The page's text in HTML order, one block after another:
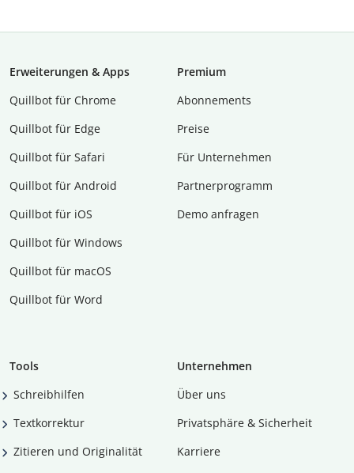
Erweiterungen & Apps
Quillbot für Chrome
Quillbot für Edge
Quillbot für Safari
Quillbot für Android
Quillbot für iOS
Quillbot für Windows
Quillbot für macOS
Quillbot für Word
Premium
Abon­ne­ments
Preise
Für Unternehmen
Partnerprogramm
Demo anfragen
Tools
Schreibhilfen
Textkorrektur
Zitieren und Originalität
Unternehmen
Über uns
Privatsphäre & Sicherheit
Karriere